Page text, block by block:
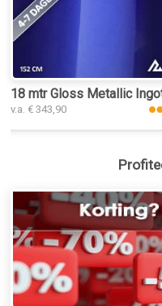
18 mtr Gloss Metallic
v.a. € 343,90